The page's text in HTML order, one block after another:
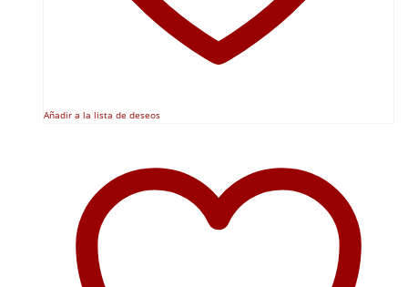
Añadir a la lista de deseos